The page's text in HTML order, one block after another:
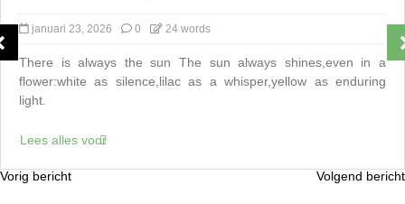
januari 23, 2026 0 24 words
There is always the sun The sun always shines,even in a
flower:white as silence,lilac as a whisper,yellow as enduring
light.
Lees alles voor
B
Vorig bericht Volgend bericht